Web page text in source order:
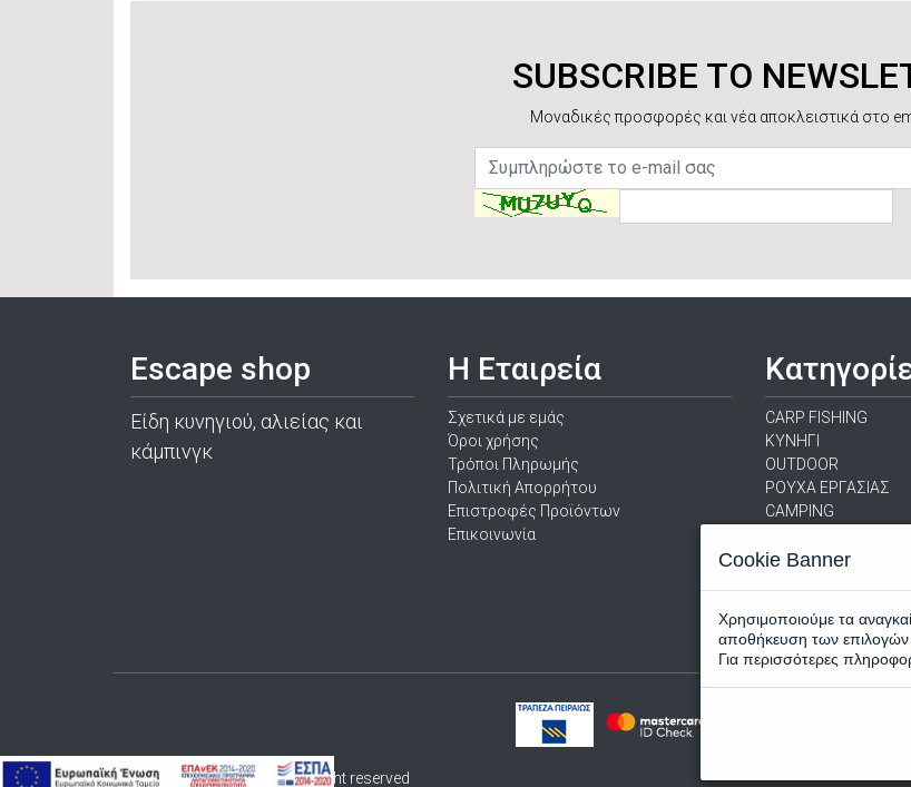
SUBSCRIBE TO
Μοναδικές προσφορές και νέα αποκλειστικά στο
Escape shop
Είδη κυνηγιού, αλιείας και
κάμπινγκ
Η Εταιρεία
Σχετικά με εμάς
Όροι χρήσης
Τρόποι Πληρωμής
Πολιτική Απορρήτου
Επιστροφές Προϊόντων
Επικοινωνία
CARP FISHING
ΚΥΝΗΓΙ
OUTDOOR
ΡΟΥΧΑ ΕΡΓΑΣΙΑΣ
CAMPING
ΠΡΟΣΦΟΡΕΣ
© 2020 escapeshop.gr All right reserved
Cookie Banner
Χρησιμοποιούμε τα
αποθήκευση των
Για περισσότερες